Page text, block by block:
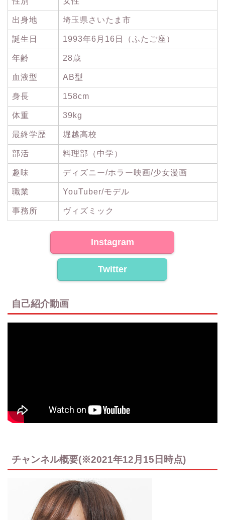
出身地 埼玉県さいたま市
誕生日 1993年6月16日（ふたご座）
年齢 28歳
血液型 AB型
身長 158cm
体重 39kg
最終学歴 堀越高校
部活 料理部（中学）
趣味 ディズニー/ホラー映画/少女漫画
職業 YouTuber/モデル
事務所 ヴィズミック
Instagram
Twitter
自己紹介動画
チャンネル概要(※2021年12月15日時点)